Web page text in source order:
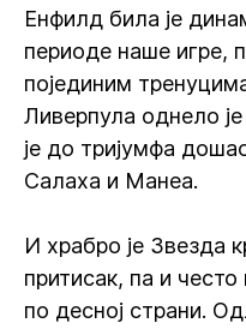
Енфилд била је
периоде наше игре,
појединим
Ливерпула однело
је до тријумфа
Салаха и Манеа.
И храбро је Звезда
притисак, па и
по десној страни.